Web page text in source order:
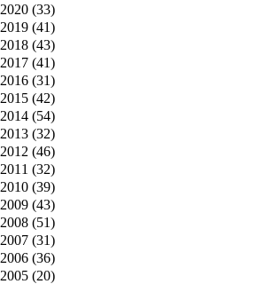
2020 (33)
2019 (41)
2018 (43)
2017 (41)
2016 (31)
2015 (42)
2014 (54)
2013 (32)
2012 (46)
2011 (32)
2010 (39)
2009 (43)
2008 (51)
2007 (31)
2006 (36)
2005 (20)